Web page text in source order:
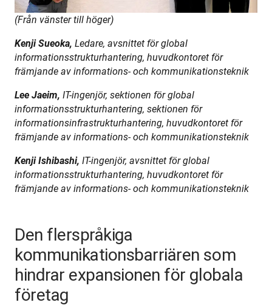
(Från vänster till höger)
Kenji Sueoka, Ledare, avsnittet för global
informationsstrukturhantering, huvudkontoret för
främjande av informations- och kommunikationsteknik
Lee Jaeim, IT-ingenjör, sektionen för global
informationsstrukturhantering, sektionen för
informationsinfrastrukturhantering, huvudkontoret för
främjande av informations- och kommunikationsteknik
Kenji Ishibashi, IT-ingenjör, avsnittet för global
informationsstrukturhantering, huvudkontoret för
främjande av informations- och kommunikationsteknik
Den flerspråkiga
kommunikationsbarriären som
hindrar expansionen för globala
företag